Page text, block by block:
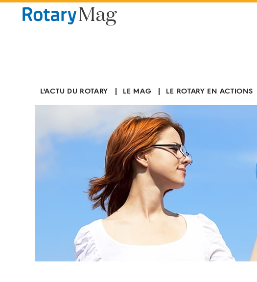
L'ACTU DU ROTARY LE MAG LE ROTARY EN ACTIONS
Panneau de gestion des cookies